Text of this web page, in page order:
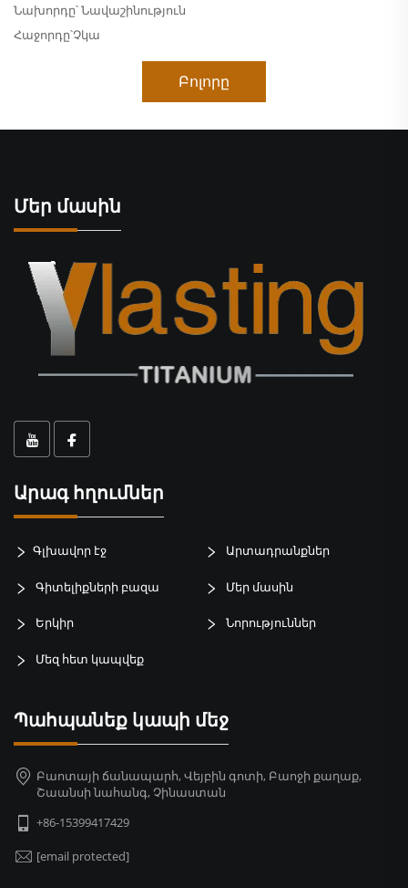
Նախորդը՝Նավաշինություն
Հաջորդը՝Չկա
Բոլորը
Մեր մասին
Արագ հղումներ
Գլխավոր էջ Արտադրանքներ
Գիտելիքների բազա Մեր մասին
Երկիր Նորություններ
Մեզ հետ կապվեք
Պահպանեք կապի մեջ
Բաոտայի ճանապարհ, Վեյբին գոտի, Բաոջի քաղաք,
Շաանսի նահանգ, Չինաստան
+86-15399417429
[email protected]